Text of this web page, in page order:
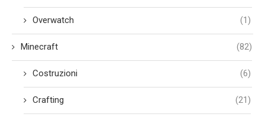
Overwatch (1)
Minecraft (82)
Costruzioni (6)
Crafting (21)